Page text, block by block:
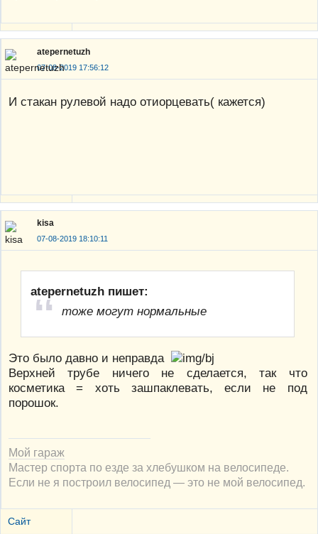
atepernetuzh
07-08-2019 17:56:12
И стакан рулевой надо отиорцевать( кажется)
kisa
07-08-2019 18:10:11
atepernetuzh пишет:
тоже могут нормальные
Это было давно и неправда
Верхней трубе ничего не сделается, так что
косметика = хоть зашпаклевать, если не под
порошок.
Мой гараж
Мастер спорта по езде за хлебушком на велосипеде.
Если не я построил велосипед — это не мой велосипед.
Сайт